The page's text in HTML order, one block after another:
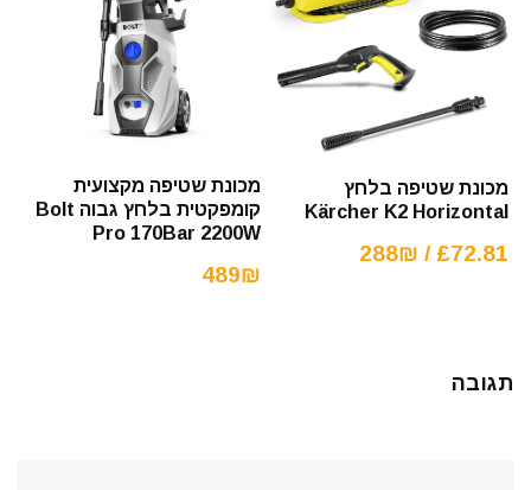
מכונת שטיפה בלחץ
Kärcher K2 Horizontal
£72.81 / 288₪
מכונת שטיפה מקצועית
קומפקטית בלחץ גבוה Bolt
Pro 170Bar 2200W
489₪
תגובה